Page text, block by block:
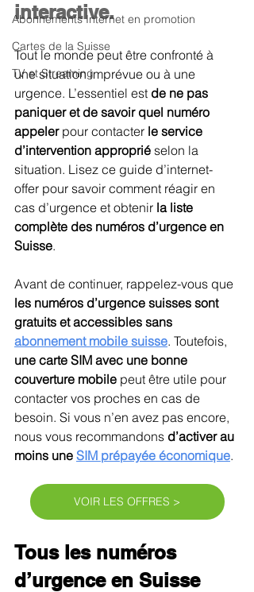
Abonnements Internet en promotion
Cartes de la Suisse
TV et Streaming
interactive.
Tout le monde peut être confronté à
une situation imprévue ou à une
urgence. L’essentiel est de ne pas
paniquer et de savoir quel numéro
appeler pour contacter le service
d’intervention approprié selon la
situation. Lisez ce guide d’internet-
offer pour savoir comment réagir en
cas d’urgence et obtenir la liste
complète des numéros d’urgence en
Suisse.
Avant de continuer, rappelez-vous que
les numéros d’urgence suisses sont
gratuits et accessibles sans
abonnement mobile suisse. Toutefois,
une carte SIM avec une bonne
couverture mobile peut être utile pour
contacter vos proches en cas de
besoin. Si vous n’en avez pas encore,
nous vous recommandons d’activer au
moins une SIM prépayée économique.
VOIR LES OFFRES >
Tous les numéros
d’urgence en Suisse